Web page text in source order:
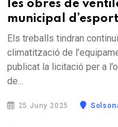
les obres de
municipal
Els treballs tindran
climatització de
publicat la licitació per a
de...
25 Juny 2025